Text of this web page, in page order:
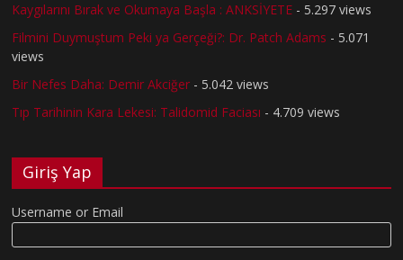
Kaygılarını Bırak ve Okumaya Başla : ANKSİYETE - 5.297 views
Filmini Duymuştum Peki ya Gerçeği?: Dr. Patch Adams - 5.071
views
Bir Nefes Daha: Demir Akciğer - 5.042 views
Tıp Tarihinin Kara Lekesi: Talidomid Faciası - 4.709 views
Giriş Yap
Username or Email